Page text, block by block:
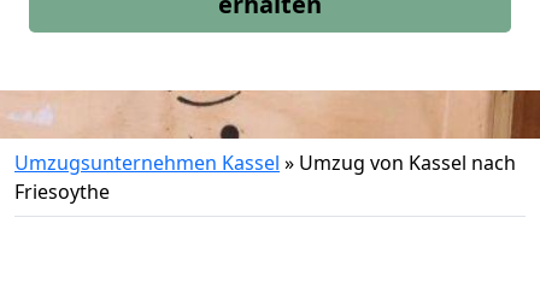
Umzugsunternehmen Kassel » Umzug von Kassel nach
Friesoythe